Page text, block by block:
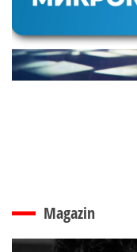
Magazin